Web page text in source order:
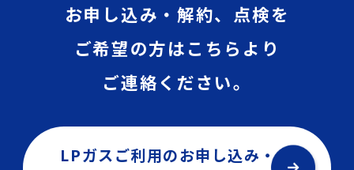
お申し込み・解約、点検を
ご希望の方はこちらより
ご連絡ください。
LPガスご利用のお申し込み・